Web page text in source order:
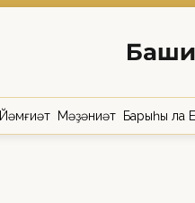
Йәмғиәт Мәҙәниәт Барыһы ла